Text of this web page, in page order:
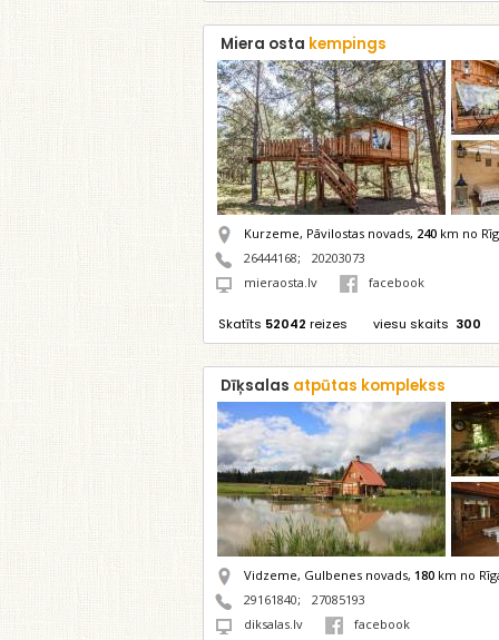
Miera osta kempings
Kurzeme, Pāvilostas novads, 240 km no
26444168;
20203073
mieraosta.lv
facebook
Skatīts 52042 reizes viesu skaits 300
Dīķsalas atpūtas komplekss
Vidzeme, Gulbenes novads, 180 km no
29161840;
27085193
diksalas.lv
facebook